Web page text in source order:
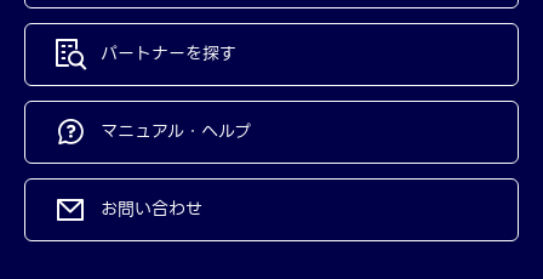
パートナーを探す
マニュアル・ヘルプ
お問い合わせ